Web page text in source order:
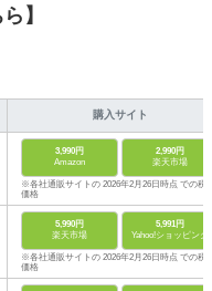
】
購入サイト
3,990円
Amazon
2,990円
楽天市場
※各社通販サイトの 2026年2月26日時点 での税
価格
5,990円
楽天市場
5,991円
Yahoo!ショッピング
※各社通販サイトの 2026年2月26日時点 での税
価格